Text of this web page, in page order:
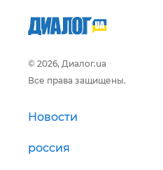
© 2026, Диалог.ua
Все права защищены.
Новости
россия